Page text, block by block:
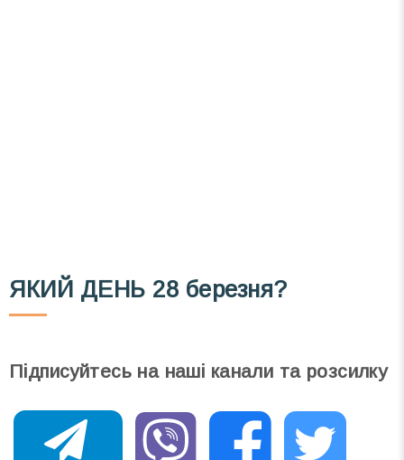
ЯКИЙ ДЕНЬ 28 березня?
Підписуйтесь на наші канали та розсилку